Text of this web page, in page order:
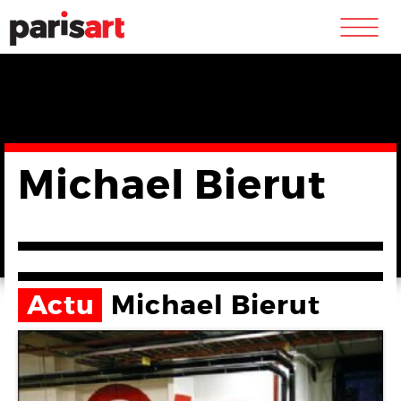
m
Michael Bierut
Actu Michael Bierut